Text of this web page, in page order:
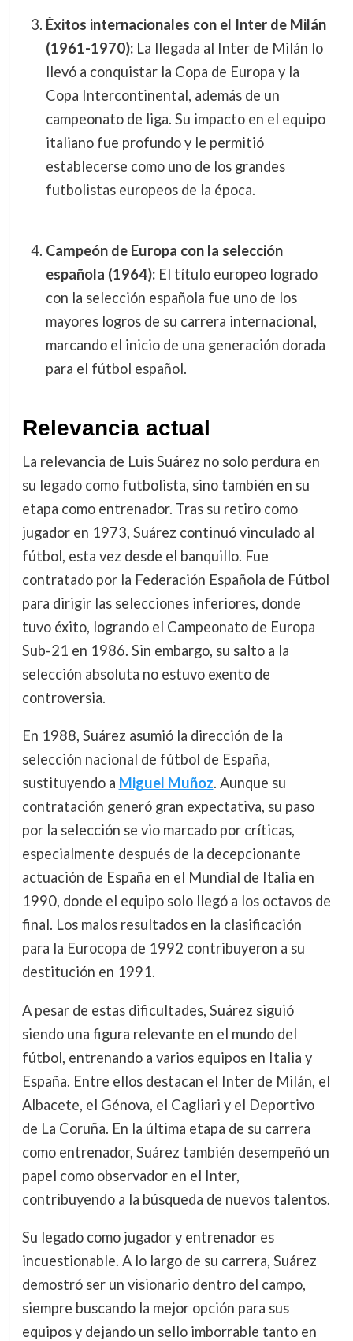
Éxitos internacionales con el Inter de Milán
(1961-1970):La llegada al Inter de Milán lo
llevó a conquistar la Copa de Europa y la
Copa Intercontinental, además de un
campeonato de liga. Su impacto en el equipo
italiano fue profundo y le permitió
establecerse como uno de los grandes
futbolistas europeos de la época.
Campeón de Europa con la selección
española (1964):El título europeo logrado
con la selección española fue uno de los
mayores logros de su carrera internacional,
marcando el inicio de una generación dorada
para el fútbol español.
Relevancia actual
La relevancia de Luis Suárez no solo perdura en
su legado como futbolista, sino también en su
etapa como entrenador. Tras su retiro como
jugador en 1973, Suárez continuó vinculado al
fútbol, esta vez desde el banquillo. Fue
contratado por la Federación Española de Fútbol
para dirigir las selecciones inferiores, donde
tuvo éxito, logrando el Campeonato de Europa
Sub-21 en 1986. Sin embargo, su salto a la
selección absoluta no estuvo exento de
controversia.
En 1988, Suárez asumió la dirección de la
selección nacional de fútbol de España,
sustituyendo a Miguel Muñoz. Aunque su
contratación generó gran expectativa, su paso
por la selección se vio marcado por críticas,
especialmente después de la decepcionante
actuación de España en el Mundial de Italia en
1990, donde el equipo solo llegó a los octavos de
final. Los malos resultados en la clasificación
para la Eurocopa de 1992 contribuyeron a su
destitución en 1991.
A pesar de estas dificultades, Suárez siguió
siendo una figura relevante en el mundo del
fútbol, entrenando a varios equipos en Italia y
España. Entre ellos destacan el Inter de Milán, el
Albacete, el Génova, el Cagliari y el Deportivo
de La Coruña. En la última etapa de su carrera
como entrenador, Suárez también desempeñó un
papel como observador en el Inter,
contribuyendo a la búsqueda de nuevos talentos.
Su legado como jugador y entrenador es
incuestionable. A lo largo de su carrera, Suárez
demostró ser un visionario dentro del campo,
siempre buscando la mejor opción para sus
equipos y dejando un sello imborrable tanto en